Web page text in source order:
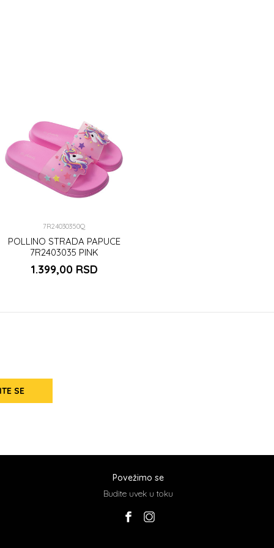
7R24030350Q
POLLINO STRADA PAPUCE
7R2403035 PINK
1.399,00 RSD
SE
Povežimo se
Budite uvek u toku